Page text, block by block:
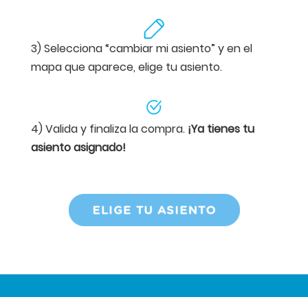
3) Selecciona “cambiar mi asiento” y en el
mapa que aparece, elige tu asiento.
4) Valida y finaliza la compra. ¡Ya tienes tu
asiento asignado!